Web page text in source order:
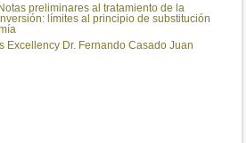
Notas preliminares al tratamiento de la
límites al principio de substitución
Excellency Dr. Fernando Casado Juan